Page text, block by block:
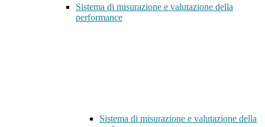
Sistema di misurazione e valutazione della
performance
Sistema di misurazione e valutazione della